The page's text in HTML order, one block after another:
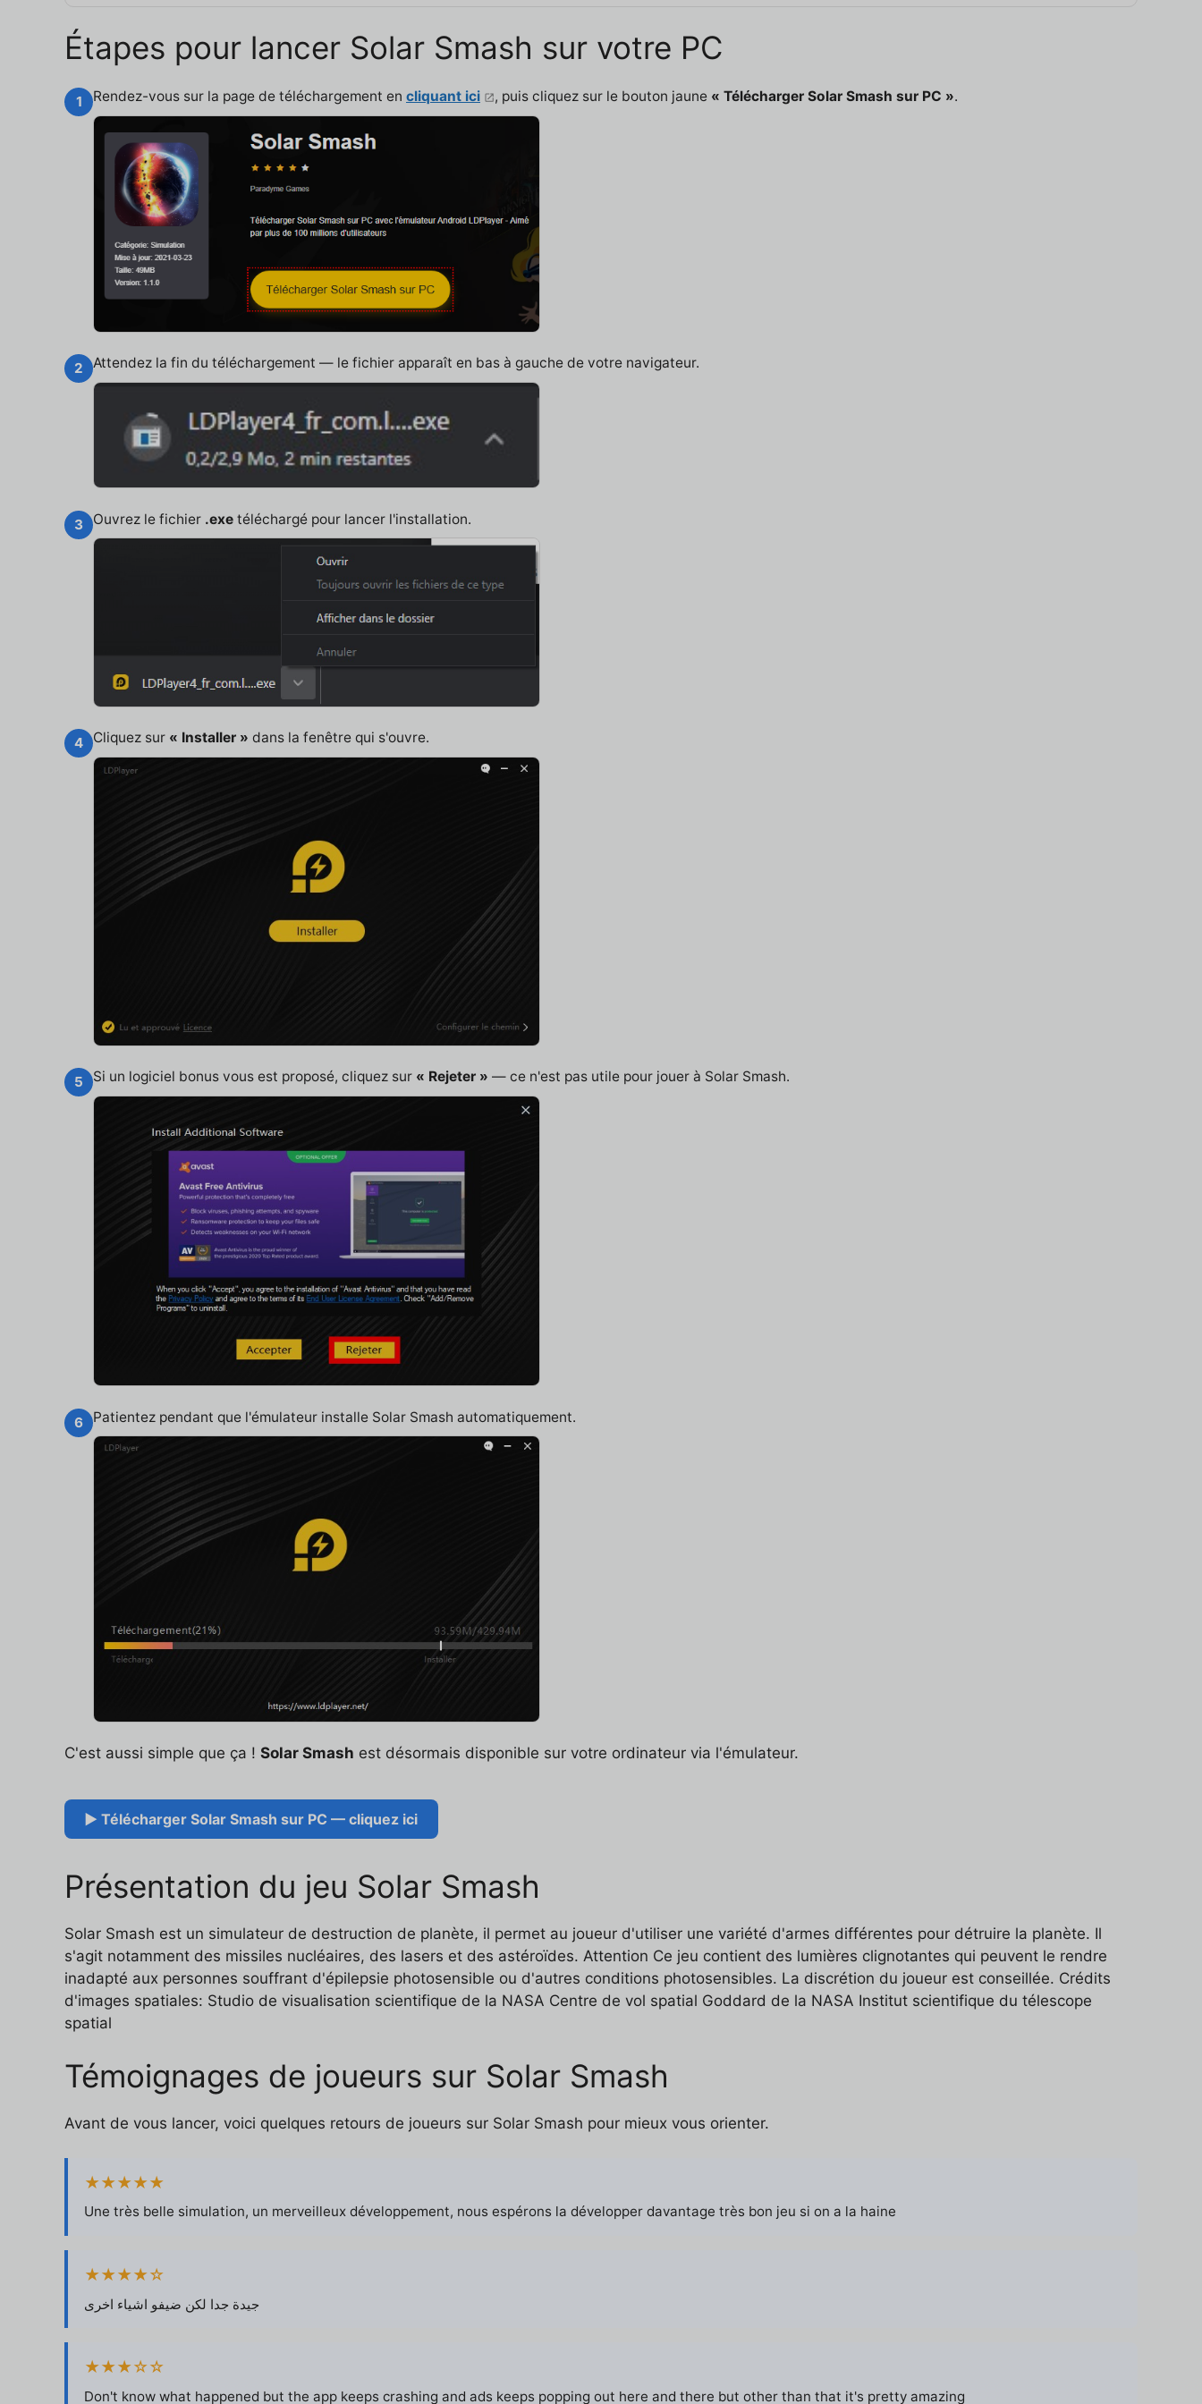
Étapes pour lancer Solar Smash sur votre PC
1 Rendez-vous sur la page de téléchargement en cliquant ici , puis cliquez sur le bouton jaune « Télécharger Solar Smash sur PC ».
2 Attendez la fin du téléchargement — le fichier apparaît en bas à gauche de votre navigateur.
3 Ouvrez le fichier .exe téléchargé pour lancer l'installation.
4 Cliquez sur « Installer » dans la fenêtre qui s'ouvre.
5 Si un logiciel bonus vous est proposé, cliquez sur « Rejeter » — ce n'est pas utile pour jouer à Solar Smash.
6 Patientez pendant que l'émulateur installe Solar Smash automatiquement.
C'est aussi simple que ça ! Solar Smash est désormais disponible sur votre ordinateur via l'émulateur.
▶ Télécharger Solar Smash sur PC — cliquez ici
Présentation du jeu Solar Smash
Solar Smash est un simulateur de destruction de planète, il permet au joueur d'utiliser une variété d'armes différentes pour détruire la planète. Il
s'agit notamment des missiles nucléaires, des lasers et des astéroïdes. Attention Ce jeu contient des lumières clignotantes qui peuvent le rendre
inadapté aux personnes souffrant d'épilepsie photosensible ou d'autres conditions photosensibles. La discrétion du joueur est conseillée. Crédits
d'images spatiales: Studio de visualisation scientifique de la NASA Centre de vol spatial Goddard de la NASA Institut scientifique du télescope
spatial
Témoignages de joueurs sur Solar Smash
Avant de vous lancer, voici quelques retours de joueurs sur Solar Smash pour mieux vous orienter.
★★★★★
Une très belle simulation, un merveilleux développement, nous espérons la développer davantage très bon jeu si on a la haine
★★★★☆
جيدة جدا لكن ضيفو اشياء اخرى
★★★☆☆
Don't know what happened but the app keeps crashing and ads keeps popping out here and there but other than that it's pretty amazing